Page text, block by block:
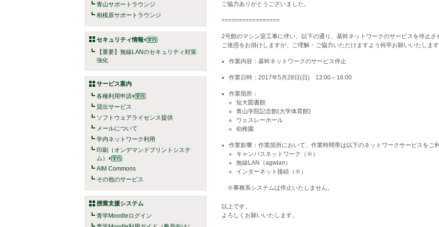
青山サポートラウンジ
相模原サポートラウンジ
セキュリティ情報
【重要】無線LANのセキュリティ対策
強化
サービス案内
各種利用申請
貸出サービス
ソフトウェアライセンス提供
メールについて
学内ネットワーク利用
印刷（オンデマンドプリントシステ
ム）
AIM Commons
その他のサービス
授業支援システム
青学Moodleログイン
ご協力ありがとうございました。
=================
2号館のマシン室工事に伴い、以下の通り、基幹ネットワークのサービスを停止さ
ご迷惑をお掛けしますが、ご理解・ご協力いただけますよう何卒お願いいたします
作業内容：基幹ネットワークのサービス停止
作業日時：2017年5月28日(日) 13:00～16:00
作業箇所：
短大図書館
青山学院記念館(大学体育館)
ウェスレーホール
幼稚園
作業影響：作業箇所において、作業時間帯は以下のネットワークサービスをご
キャンパスネットワーク（※）
無線LAN（agwlan）
インターネット接続（※）
※事務系システムは停止いたしません。
以上です。
よろしくお願いいたします。